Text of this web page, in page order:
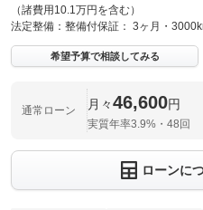
（諸費用10.1万円を含む）
法定整備： 整備付保証： 3ヶ月・
希望予算で相談してみる
通常ローン 月々46,600円
実質年率3.9%・48回
ローンに